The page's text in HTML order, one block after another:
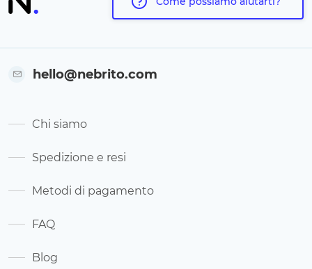
hello@nebrito.com
Chi siamo
Spedizione e resi
Metodi di pagamento
FAQ
Blog